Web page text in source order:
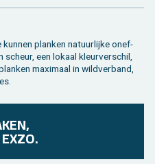
plan­ken na­tuur­lij­ke on­ef­
een lo­kaal kleur­ver­schil,
maxi­maal in wild­ver­band,